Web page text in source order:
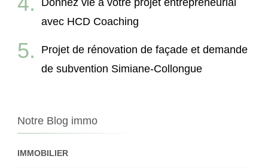
avec HCD Coaching
Projet de rénovation de façade et demande
de subvention Simiane-Collongue
Notre Blog immo
IMMOBILIER